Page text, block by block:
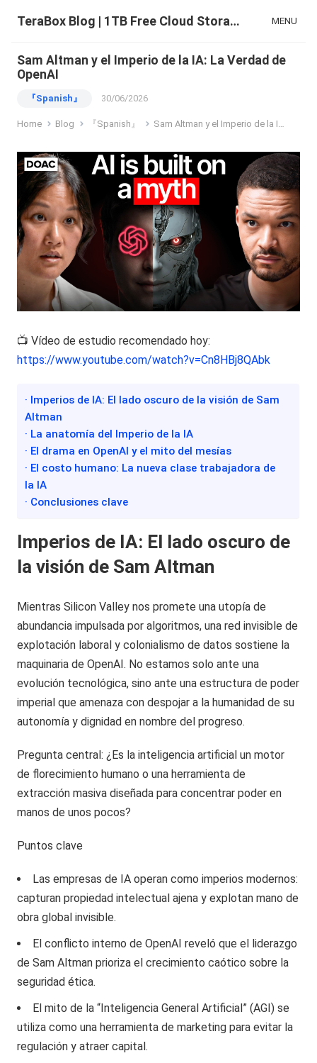
TeraBox Blog | 1TB Free Cloud Storage & All-in-One AI Space MENU
Sam Altman y el Imperio de la IA: La Verdad de
OpenAI
『Spanish』 30/06/2026
Home Blog 『Spanish』 Sam Altman y el Imperio de la IA: La Verdad de OpenAI
📺 Vídeo de estudio recomendado hoy:
https://www.youtube.com/watch?v=Cn8HBj8QAbk
· Imperios de IA: El lado oscuro de la visión de Sam
Altman
· La anatomía del Imperio de la IA
· El drama en OpenAI y el mito del mesías
· El costo humano: La nueva clase trabajadora de
la IA
· Conclusiones clave
Imperios de IA: El lado oscuro de
la visión de Sam Altman
Mientras Silicon Valley nos promete una utopía de
abundancia impulsada por algoritmos, una red invisible de
explotación laboral y colonialismo de datos sostiene la
maquinaria de OpenAI. No estamos solo ante una
evolución tecnológica, sino ante una estructura de poder
imperial que amenaza con despojar a la humanidad de su
autonomía y dignidad en nombre del progreso.
Pregunta central: ¿Es la inteligencia artificial un motor
de florecimiento humano o una herramienta de
extracción masiva diseñada para concentrar poder en
manos de unos pocos?
Puntos clave
Las empresas de IA operan como imperios modernos:
capturan propiedad intelectual ajena y explotan mano de
obra global invisible.
El conflicto interno de OpenAI reveló que el liderazgo
de Sam Altman prioriza el crecimiento caótico sobre la
seguridad ética.
El mito de la “Inteligencia General Artificial” (AGI) se
utiliza como una herramienta de marketing para evitar la
regulación y atraer capital.